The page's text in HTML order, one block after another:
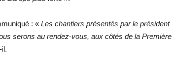
: « Les chantiers présentés par le président
serons au rendez-vous, aux côtés de la Première